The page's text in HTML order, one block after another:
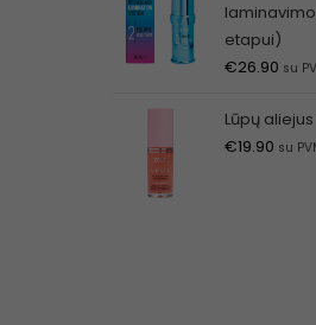
etapui)
€26.90 su
Lūpų
€19.90 su